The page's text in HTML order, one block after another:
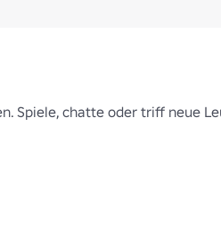
Spiele, chatte oder triff neue